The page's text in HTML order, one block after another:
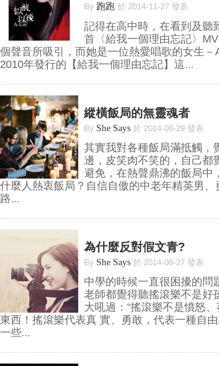
By 跑跑 於 2014-11-27 發表
記得在高中時，在看到及聽
首〈給我一個理由忘記〉
個聲音所吸引，而她是一位熱愛唱歌的女生－
2010年發行的【給我一個理由忘記】這...
縱橫飯局的無靈魂者
By She Says 於 2014-08-29 發表
其實我對各種飯局滿抵觸，
邊，皮笑肉不笑的，自己都
避免，在熱聲鼎沸的飯局中
什麼人熱衷飯局？自信自傲的中老年精英男
路...
為什麼反對假文青?
By She Says 於 2014-08-27 發表
中學的時候一直很困擾的問
老師都覺得聽搖滾樂不是好
大吼過：“搖滾樂不是憤怒
東西！搖滾樂代表真 實、勇敢，代表一種自
一些...